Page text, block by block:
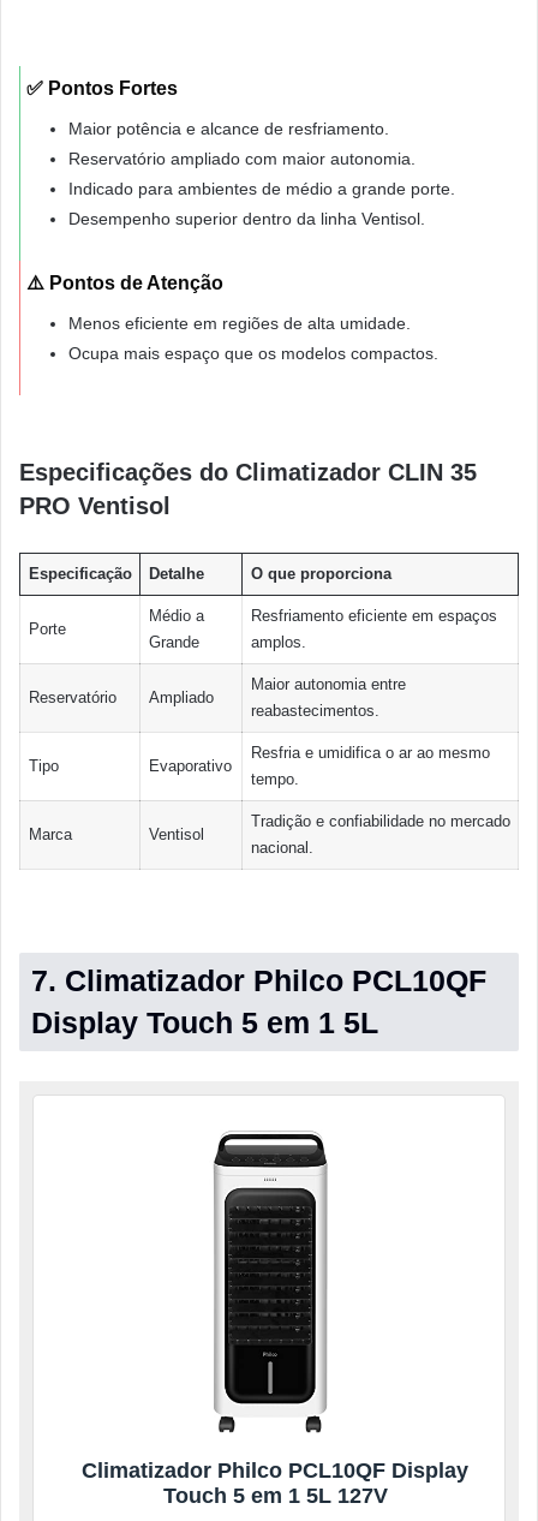
✅ Pontos Fortes
Maior potência e alcance de resfriamento.
Reservatório ampliado com maior autonomia.
Indicado para ambientes de médio a grande porte.
Desempenho superior dentro da linha Ventisol.
⚠️ Pontos de Atenção
Menos eficiente em regiões de alta umidade.
Ocupa mais espaço que os modelos compactos.
Especificações do Climatizador CLIN 35
PRO Ventisol
Especificação Detalhe O que proporciona
Porte
Médio a
Grande
Resfriamento eficiente em espaços
amplos.
Reservatório Ampliado
Maior autonomia entre
reabastecimentos.
Tipo Evaporativo
Resfria e umidifica o ar ao mesmo
tempo.
Marca Ventisol
Tradição e confiabilidade no mercado
nacional.
7. Climatizador Philco PCL10QF
Display Touch 5 em 1 5L
Climatizador Philco PCL10QF Display
Touch 5 em 1 5L 127V